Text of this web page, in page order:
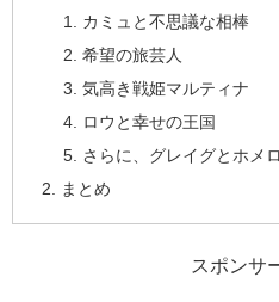
カミュと不思議な相棒
希望の旅芸人
気高き戦姫マルティナ
ロウと幸せの王国
さらに、グレイグとホメ
まとめ
スポンサ